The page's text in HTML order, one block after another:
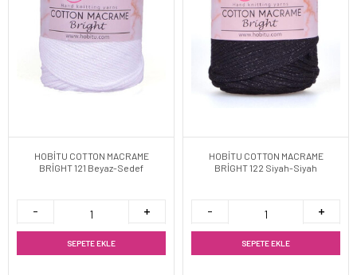
HOBİTU COTTON MACRAME
BRİGHT 121 Beyaz-Sedef
SEPETE EKLE
HOBİTU COTTON MACRAME
BRİGHT 122 Siyah-Siyah
SEPETE EKLE